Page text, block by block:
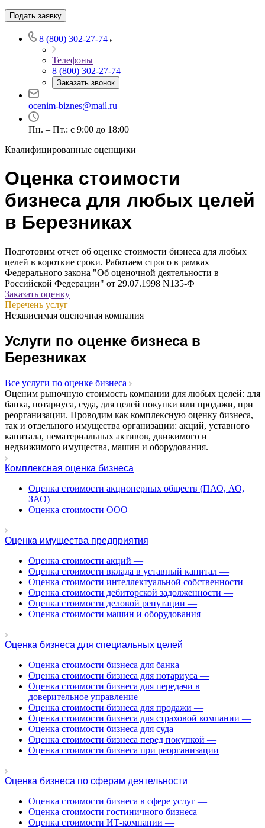
Подать заявку
8 (800) 302-27-74
Телефоны
8 (800) 302-27-74
Заказать звонок
ocenim-biznes@mail.ru
Пн. – Пт.: с 9:00 до 18:00
Квалифицированные оценщики
Оценка стоимости
бизнеса для любых целей
в Березниках
Подготовим отчет об оценке стоимости бизнеса для любых
целей в короткие сроки. Работаем строго в рамках
Федерального закона "Об оценочной деятельности в
Российской Федерации" от 29.07.1998 N135-Ф
Заказать оценку
Перечень услуг
Независимая оценочная компания
Услуги по оценке бизнеса в
Березниках
Все услуги по оценке бизнеса
Оценим рыночную стоимость компании для любых целей: для
банка, нотариуса, суда, для целей покупки или продажи, при
реорганизации. Проводим как комплексную оценку бизнеса,
так и отдельного имущества организации: акций, уставного
капитала, нематериальных активов, движимого и
недвижимого имущества, машин и оборудования.
Комплексная оценка бизнеса
Оценка стоимости акционерных обществ (ПАО, АО,
ЗАО) —
Оценка стоимости ООО
Оценка имущества предприятия
Оценка стоимости акций —
Оценка стоимости вклада в уставный капитал —
Оценка стоимости интеллектуальной собственности —
Оценка стоимости дебиторской задолженности —
Оценка стоимости деловой репутации —
Оценка стоимости машин и оборудования
Оценка бизнеса для специальных целей
Оценка стоимости бизнеса для банка —
Оценка стоимости бизнеса для нотариуса —
Оценка стоимости бизнеса для передачи в
доверительное управление —
Оценка стоимости бизнеса для продажи —
Оценка стоимости бизнеса для страховой компании —
Оценка стоимости бизнеса для суда —
Оценка стоимости бизнеса перед покупкой —
Оценка стоимости бизнеса при реорганизации
Оценка бизнеса по сферам деятельности
Оценка стоимости бизнеса в сфере услуг —
Оценка стоимости гостиничного бизнеса —
Оценка стоимости ИТ-компании —
Выберите ваш город
Например:
Абдулино
Азов
Алушта
Альметьевск
Анапа
Анжеро-Судженск
Апрелевка
Арамиль
Арзамас
Архангельск
Асбест
Асино
Астрахань
Ахтубинск
Ачинск
Баймак
Балабаново
Балаково
Балашиха
Балашов
Барабинск
Барнаул
Бахчисарай
Белая Калитва
Белебей
Белогорск
Белорецк
Белореченск
Белоярский
Березники
Бийск
Биробиджан
Бирск
Бирюч
Благовещенск
Благодарный
Богородицк
Боготол
Большой Камень
Бор
Борзя
Борисоглебск
Боровичи
Братск